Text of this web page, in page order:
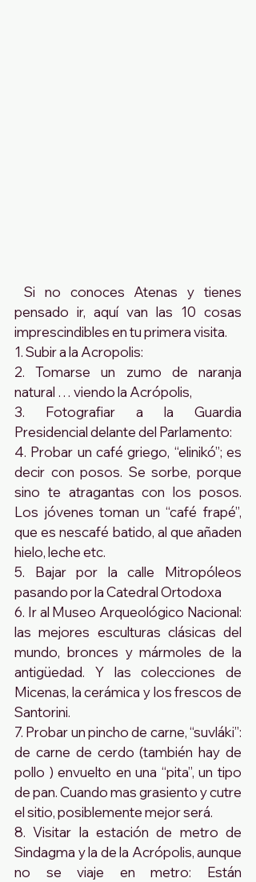
pensado ir, aquí van las 10 cosas
imprescindibles en tu primera visita.
1. Subir a la Acropolis:
2. Tomarse un zumo de naranja
natural … viendo la Acrópolis,
3. Fotografiar a la Guardia
Presidencial delante del Parlamento:
4. Probar un café griego, “elinikó”; es
decir con posos. Se sorbe, porque
sino te atragantas con los posos.
Los jóvenes toman un “café frapé”,
que es nescafé batido, al que añaden
hielo, leche etc.
5. Bajar por la calle Mitropóleos
pasando por la Catedral Ortodoxa
6. Ir al Museo Arqueológico Nacional:
las mejores esculturas clásicas del
mundo, bronces y mármoles de la
antigüedad. Y las colecciones de
Micenas, la cerámica y los frescos de
Santorini.
7. Probar un pincho de carne, “suvláki”:
de carne de cerdo (también hay de
pollo ) envuelto en una “pita”, un tipo
de pan. Cuando mas grasiento y cutre
el sitio, posiblemente mejor será.
8. Visitar la estación de metro de
Sindagma y la de la Acrópolis, aunque
no se viaje en metro: Están